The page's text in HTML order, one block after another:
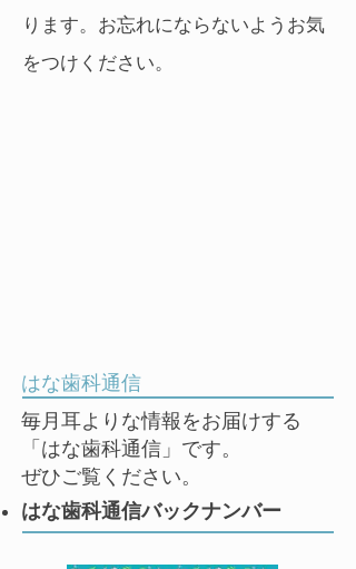
ります。お忘れにならないようお気
をつけください。
はな歯科通信
毎月耳よりな情報をお届けする
「はな歯科通信」です。
ぜひご覧ください。
はな歯科通信バックナンバー